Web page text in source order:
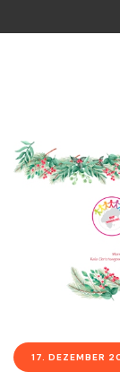
17. DEZEMBER